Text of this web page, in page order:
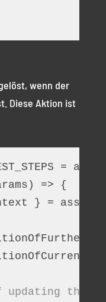
wenn der
Diese Aktion ist
=> {
} =
the